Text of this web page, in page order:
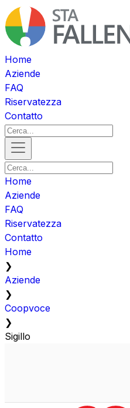
Home
Aziende
FAQ
Riservatezza
Contatto
Home
Aziende
FAQ
Riservatezza
Contatto
Home
❯
Aziende
❯
Coopvoce
❯
Sigillo